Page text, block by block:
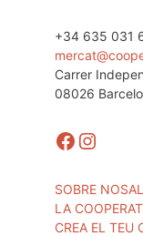
+34 635 031
Carrer
08026
Facebook
SOBRE
LA
CREA EL TEU